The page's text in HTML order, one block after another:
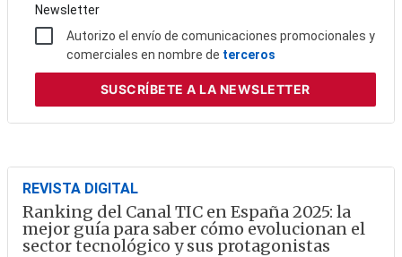
Newsletter
Autorizo el envío de comunicaciones promocionales y
comerciales en nombre de terceros
SUSCRÍBETEA LA NEWSLETTER
REVISTA DIGITAL
Ranking del Canal TIC en España 2025: la
mejor guía para saber cómo evolucionan el
sector tecnológico y sus protagonistas